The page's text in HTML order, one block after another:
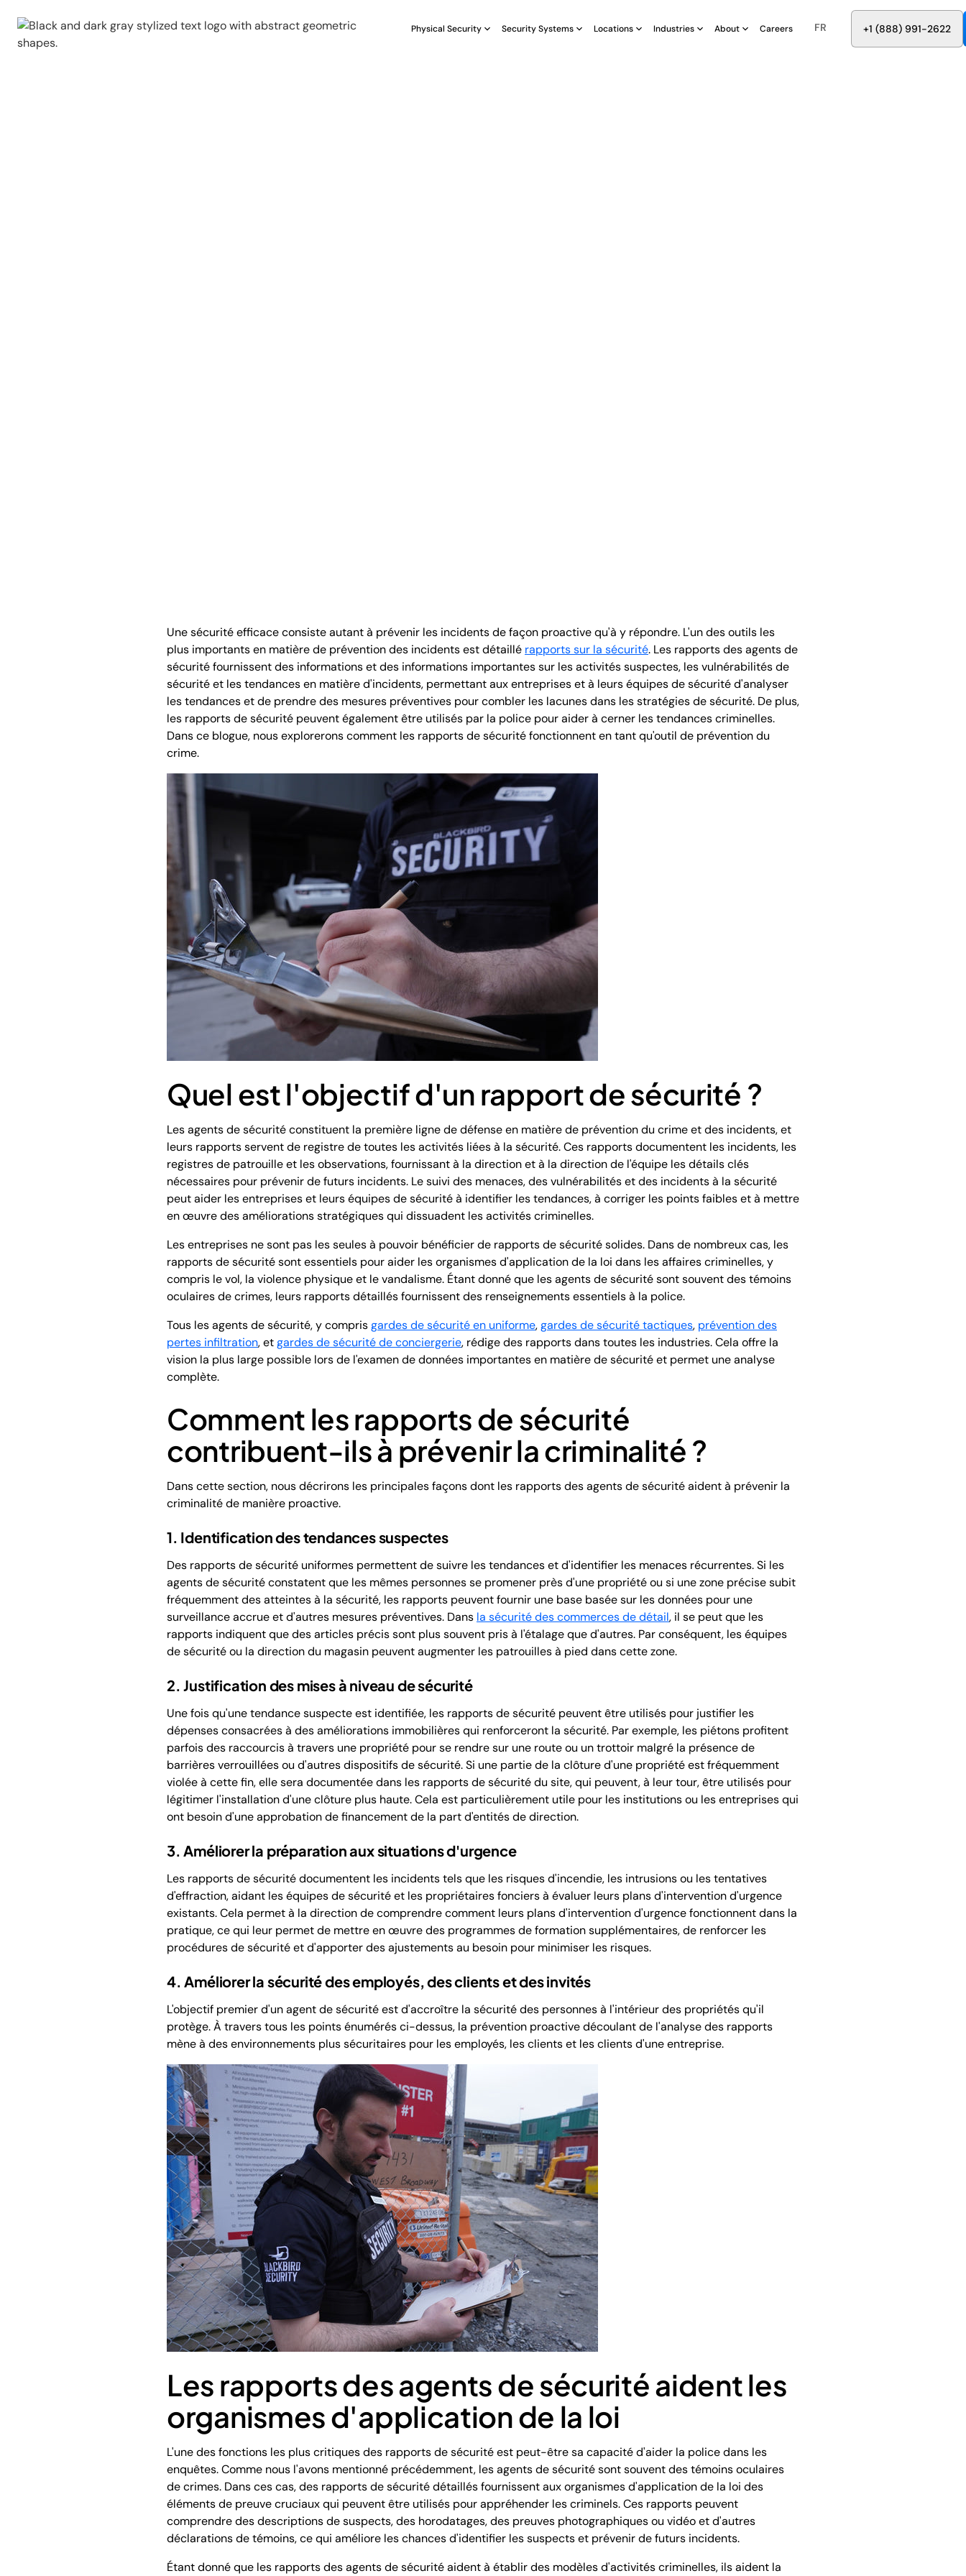
Physical Security Security Systems Locations Industries About Careers FR +1 (888) 991-2622
Une sécurité efficace consiste autant à prévenir les incidents de façon proactive qu'à y répondre. L'un des outils les
plus importants en matière de prévention des incidents est détaillé rapports sur la sécurité. Les rapports des agents de
sécurité fournissent des informations et des informations importantes sur les activités suspectes, les vulnérabilités de
sécurité et les tendances en matière d'incidents, permettant aux entreprises et à leurs équipes de sécurité d'analyser
les tendances et de prendre des mesures préventives pour combler les lacunes dans les stratégies de sécurité. De plus,
les rapports de sécurité peuvent également être utilisés par la police pour aider à cerner les tendances criminelles.
Dans ce blogue, nous explorerons comment les rapports de sécurité fonctionnent en tant qu'outil de prévention du
crime.
Quel est l'objectif d'un rapport de sécurité ?
Les agents de sécurité constituent la première ligne de défense en matière de prévention du crime et des incidents, et
leurs rapports servent de registre de toutes les activités liées à la sécurité. Ces rapports documentent les incidents, les
registres de patrouille et les observations, fournissant à la direction et à la direction de l'équipe les détails clés
nécessaires pour prévenir de futurs incidents. Le suivi des menaces, des vulnérabilités et des incidents à la sécurité
peut aider les entreprises et leurs équipes de sécurité à identifier les tendances, à corriger les points faibles et à mettre
en œuvre des améliorations stratégiques qui dissuadent les activités criminelles.
Les entreprises ne sont pas les seules à pouvoir bénéficier de rapports de sécurité solides. Dans de nombreux cas, les
rapports de sécurité sont essentiels pour aider les organismes d'application de la loi dans les affaires criminelles, y
compris le vol, la violence physique et le vandalisme. Étant donné que les agents de sécurité sont souvent des témoins
oculaires de crimes, leurs rapports détaillés fournissent des renseignements essentiels à la police.
Tous les agents de sécurité, y comprisgardes de sécurité en uniforme,gardes de sécurité tactiques, prévention des
pertes infiltration, etgardes de sécurité de conciergerie, rédige des rapports dans toutes les industries. Cela offre la
vision la plus large possible lors de l'examen de données importantes en matière de sécurité et permet une analyse
complète.
Comment les rapports de sécurité
contribuent-ils à prévenir la criminalité ?
Dans cette section, nous décrirons les principales façons dont les rapports des agents de sécurité aident à prévenir la
criminalité de manière proactive.
1. Identification des tendances suspectes
Des rapports de sécurité uniformes permettent de suivre les tendances et d'identifier les menaces récurrentes. Si les
agents de sécurité constatent que les mêmes personnes se promener près d'une propriété ou si une zone précise subit
fréquemment des atteintes à la sécurité, les rapports peuvent fournir une base basée sur les données pour une
surveillance accrue et d'autres mesures préventives. Dans la sécurité des commerces de détail, il se peut que les
rapports indiquent que des articles précis sont plus souvent pris à l'étalage que d'autres. Par conséquent, les équipes
de sécurité ou la direction du magasin peuvent augmenter les patrouilles à pied dans cette zone.
2. Justification des mises à niveau de sécurité
Une fois qu'une tendance suspecte est identifiée, les rapports de sécurité peuvent être utilisés pour justifier les
dépenses consacrées à des améliorations immobilières qui renforceront la sécurité. Par exemple, les piétons profitent
parfois des raccourcis à travers une propriété pour se rendre sur une route ou un trottoir malgré la présence de
barrières verrouillées ou d'autres dispositifs de sécurité. Si une partie de la clôture d'une propriété est fréquemment
violée à cette fin, elle sera documentée dans les rapports de sécurité du site, qui peuvent, à leur tour, être utilisés pour
légitimer l'installation d'une clôture plus haute. Cela est particulièrement utile pour les institutions ou les entreprises qui
ont besoin d'une approbation de financement de la part d'entités de direction.
3. Améliorer la préparation aux situations d'urgence
Les rapports de sécurité documentent les incidents tels que les risques d'incendie, les intrusions ou les tentatives
d'effraction, aidant les équipes de sécurité et les propriétaires fonciers à évaluer leurs plans d'intervention d'urgence
existants. Cela permet à la direction de comprendre comment leurs plans d'intervention d'urgence fonctionnent dans la
pratique, ce qui leur permet de mettre en œuvre des programmes de formation supplémentaires, de renforcer les
procédures de sécurité et d'apporter des ajustements au besoin pour minimiser les risques.
4. Améliorer la sécurité des employés, des clients et des invités
L'objectif premier d'un agent de sécurité est d'accroître la sécurité des personnes à l'intérieur des propriétés qu'il
protège. À travers tous les points énumérés ci-dessus, la prévention proactive découlant de l'analyse des rapports
mène à des environnements plus sécuritaires pour les employés, les clients et les clients d'une entreprise.
Les rapports des agents de sécurité aident les
organismes d'application de la loi
L'une des fonctions les plus critiques des rapports de sécurité est peut-être sa capacité d'aider la police dans les
enquêtes. Comme nous l'avons mentionné précédemment, les agents de sécurité sont souvent des témoins oculaires
de crimes. Dans ces cas, des rapports de sécurité détaillés fournissent aux organismes d'application de la loi des
éléments de preuve cruciaux qui peuvent être utilisés pour appréhender les criminels. Ces rapports peuvent
comprendre des descriptions de suspects, des horodatages, des preuves photographiques ou vidéo et d'autres
déclarations de témoins, ce qui améliore les chances d'identifier les suspects et prévenir de futurs incidents.
Étant donné que les rapports des agents de sécurité aident à établir des modèles d'activités criminelles, ils aident la